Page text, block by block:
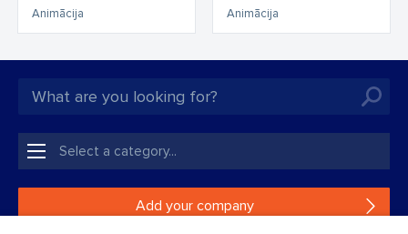
Animācija Animācija
Add your company